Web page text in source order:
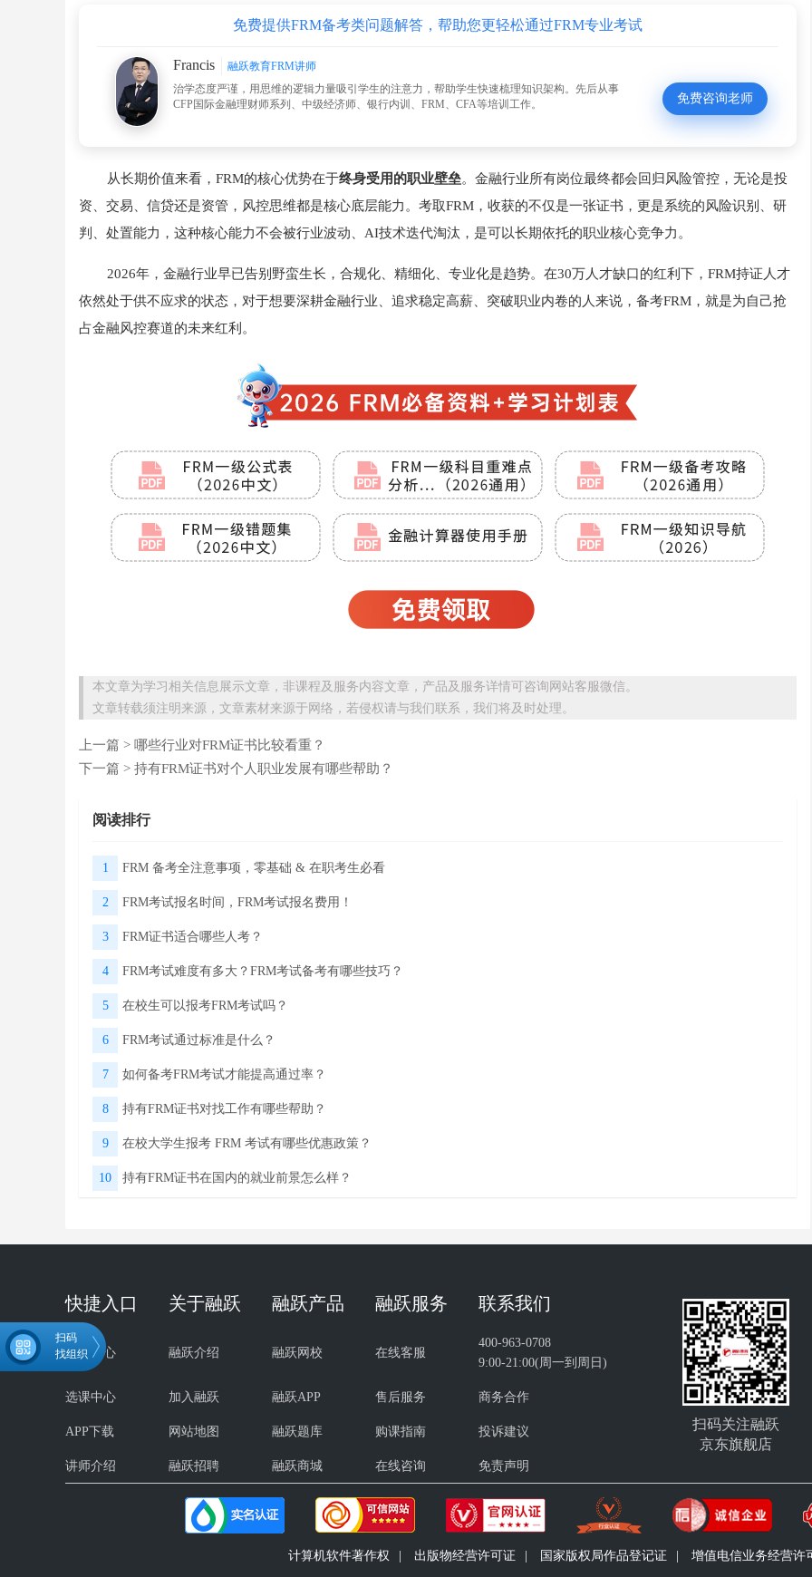
免费提供FRM备考类问题解答，帮助您更轻松通过FRM专业考试
Francis
融跃教育FRM讲师
治学态度严谨，用思维的逻辑力量吸引学生的注意力，帮助学生快速梳理知识架构。先后从事
CFP国际金融理财师系列、中级经济师、银行内训、FRM、CFA等培训工作。
免费咨询老师
从长期价值来看，FRM的核心优势在于终身受用的职业壁垒。金融行业所有岗位最终都会回归风险管控，无论是投
资、交易、信贷还是资管，风控思维都是核心底层能力。考取FRM，收获的不仅是一张证书，更是系统的风险识别、研
判、处置能力，这种核心能力不会被行业波动、AI技术迭代淘汰，是可以长期依托的职业核心竞争力。
2026年，金融行业早已告别野蛮生长，合规化、精细化、专业化是趋势。在30万人才缺口的红利下，FRM持证人才
依然处于供不应求的状态，对于想要深耕金融行业、追求稳定高薪、突破职业内卷的人来说，备考FRM，就是为自己抢
占金融风控赛道的未来红利。
本文章为学习相关信息展示文章，非课程及服务内容文章，产品及服务详情可咨询网站客服微信。
文章转载须注明来源，文章素材来源于网络，若侵权请与我们联系，我们将及时处理。
上一篇 > 哪些行业对FRM证书比较看重？
下一篇 > 持有FRM证书对个人职业发展有哪些帮助？
阅读排行
1 FRM 备考全注意事项，零基础 & 在职考生必看
2 FRM考试报名时间，FRM考试报名费用！
3 FRM证书适合哪些人考？
4 FRM考试难度有多大？FRM考试备考有哪些技巧？
5 在校生可以报考FRM考试吗？
6 FRM考试通过标准是什么？
7 如何备考FRM考试才能提高通过率？
8 持有FRM证书对找工作有哪些帮助？
9 在校大学生报考 FRM 考试有哪些优惠政策？
10 持有FRM证书在国内的就业前景怎么样？
扫码
找组织
微信扫码关注公众号 领取FRM学习资料
快捷入口 关于融跃 融跃产品 融跃服务 联系我们
试听中心 融跃介绍 融跃网校 在线客服
400-963-0708
9:00-21:00(周一到周日)
选课中心 加入融跃 融跃APP 售后服务 商务合作
APP下载 网站地图 融跃题库 购课指南 投诉建议
讲师介绍 融跃招聘 融跃商城 在线咨询 免责声明
扫码关注融跃
京东旗舰店
计算机软件著作权 出版物经营许可证 国家版权局作品登记证 增值电信业务经营许